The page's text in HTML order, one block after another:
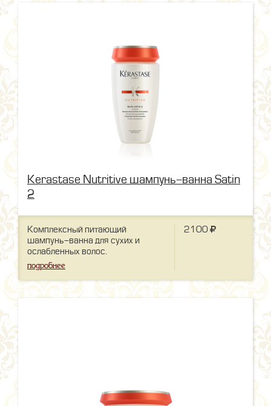
Kerastase Nutritive шампунь-ванна Satin
2
Комплексный питающий
шампунь-ванна для сухих и
ослабленных волос.
подробнее
2100